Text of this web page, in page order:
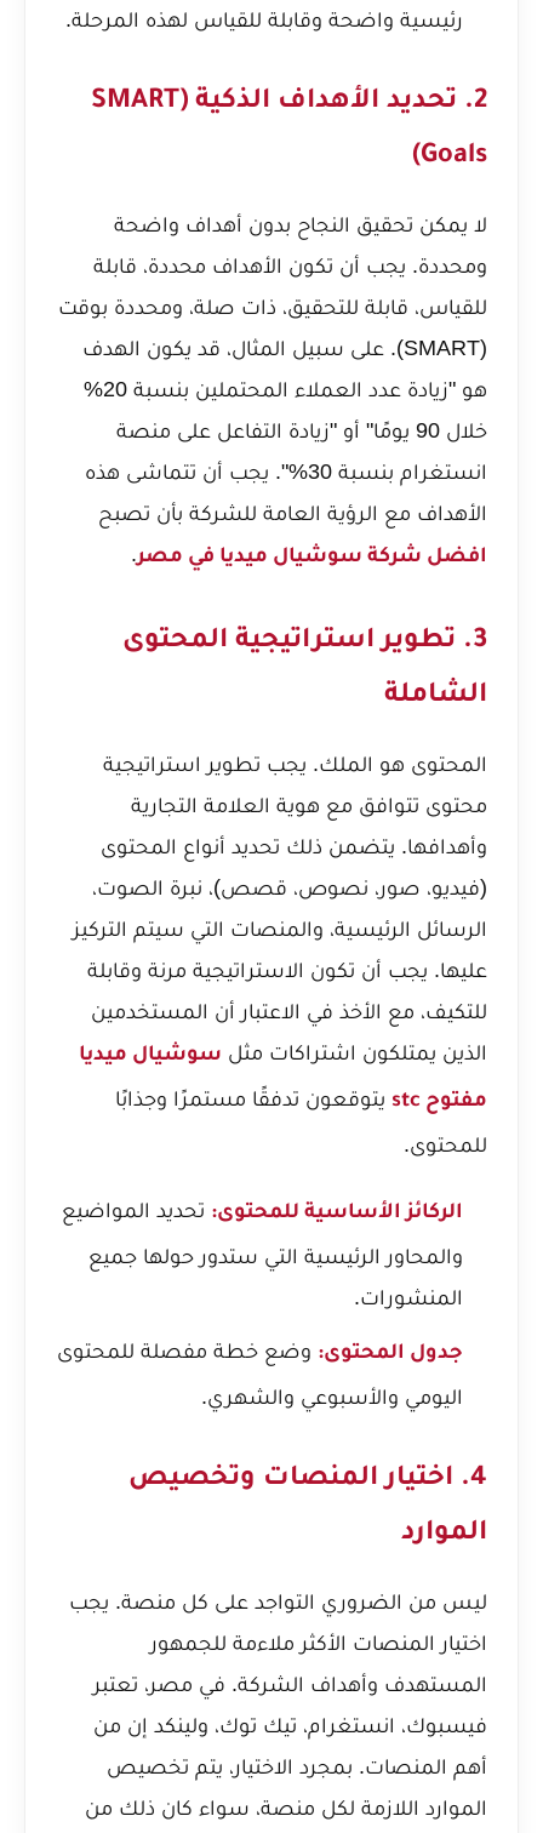
رئيسية واضحة وقابلة للقياس لهذه المرحلة.
2. تحديد الأهداف الذكية (SMART
Goals)
لا يمكن تحقيق النجاح بدون أهداف واضحة
ومحددة. يجب أن تكون الأهداف محددة، قابلة
للقياس، قابلة للتحقيق، ذات صلة، ومحددة بوقت
(SMART). على سبيل المثال، قد يكون الهدف
هو "زيادة عدد العملاء المحتملين بنسبة 20%
خلال 90 يومًا" أو "زيادة التفاعل على منصة
انستغرام بنسبة 30%". يجب أن تتماشى هذه
الأهداف مع الرؤية العامة للشركة بأن تصبح
افضل شركة سوشيال ميديا في مصر.
3. تطوير استراتيجية المحتوى
الشاملة
المحتوى هو الملك. يجب تطوير استراتيجية
محتوى تتوافق مع هوية العلامة التجارية
وأهدافها. يتضمن ذلك تحديد أنواع المحتوى
(فيديو، صور، نصوص، قصص)، نبرة الصوت،
الرسائل الرئيسية، والمنصات التي سيتم التركيز
عليها. يجب أن تكون الاستراتيجية مرنة وقابلة
للتكيف، مع الأخذ في الاعتبار أن المستخدمين
الذين يمتلكون اشتراكات مثل سوشيال ميديا
مفتوح stc
يتوقعون تدفقًا مستمرًا وجذابًا
للمحتوى.
الركائز الأساسية للمحتوى: تحديد المواضيع
والمحاور الرئيسية التي ستدور حولها جميع
المنشورات.
جدول المحتوى: وضع خطة مفصلة للمحتوى
اليومي والأسبوعي والشهري.
4. اختيار المنصات وتخصيص
الموارد
ليس من الضروري التواجد على كل منصة. يجب
اختيار المنصات الأكثر ملاءمة للجمهور
المستهدف وأهداف الشركة. في مصر، تعتبر
فيسبوك، انستغرام، تيك توك، ولينكد إن من
أهم المنصات. بمجرد الاختيار، يتم تخصيص
الموارد اللازمة لكل منصة، سواء كان ذلك من